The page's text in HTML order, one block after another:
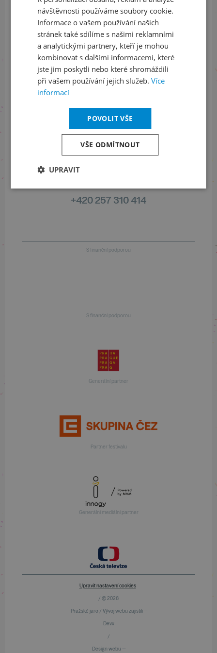
ODEBÍRAT NEWSLETTER
Sledujte nás na sociálních sítích
LinkedIn
flickr
Informace o stavu objednávek
+420 461 049 232
+420 257 310 414
S finanční podporou
S finanční podporou
Generální partner
Partner festivalu
Generální mediální partner
Upravit nastavení cookies
/ © 2026
Pražské jaro / Vývoj webu zajistili —
Devx
/
Design webu —
návštěvnosti používáme soubory cookie.
Informace o vašem používání našich
stránek také sdílíme s našimi reklamními
a analytickými partnery, kteří je mohou
kombinovat s dalšími informacemi, které
jste jim poskytli nebo které shromáždili
při vašem používání jejich služeb. Více
informací
POVOLIT VŠE
VŠE ODMÍTNOUT
UPRAVIT